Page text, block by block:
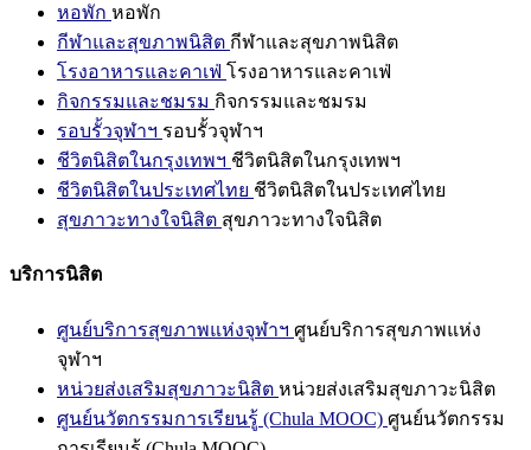
หอพัก หอพัก
กีฬาและสุขภาพนิสิต กีฬาและสุขภาพนิสิต
โรงอาหารและคาเฟ่ โรงอาหารและคาเฟ่
กิจกรรมและชมรม กิจกรรมและชมรม
รอบรั้วจุฬาฯ รอบรั้วจุฬาฯ
ชีวิตนิสิตในกรุงเทพฯ ชีวิตนิสิตในกรุงเทพฯ
ชีวิตนิสิตในประเทศไทย ชีวิตนิสิตในประเทศไทย
สุขภาวะทางใจนิสิต สุขภาวะทางใจนิสิต
บริการนิสิต
ศูนย์บริการสุขภาพแห่งจุฬาฯ ศูนย์บริการสุขภาพแห่ง
จุฬาฯ
หน่วยส่งเสริมสุขภาวะนิสิต หน่วยส่งเสริมสุขภาวะนิสิต
ศูนย์นวัตกรรมการเรียนรู้ (Chula MOOC) ศูนย์นวัตกรรม